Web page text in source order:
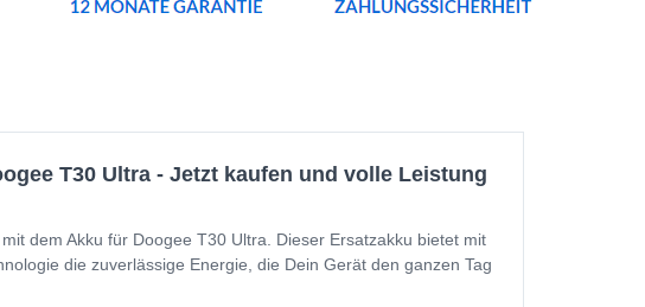
T30 Ultra - Jetzt kaufen und volle Leistung
dem Akku für Doogee T30 Ultra. Dieser Ersatzakku bietet mit
die zuverlässige Energie, die Dein Gerät den ganzen Tag